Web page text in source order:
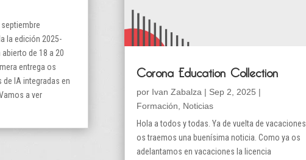
la edición 2025-
de 18 a 20
entrega os
IA integradas en
a ver
Corona Education Collection
por Ivan Zabalza | Sep 2, 2025 |
Formación
Noticias
Hola a todos y todas. Ya de vuelta de vacaciones
os traemos una buenísima noticia. Como ya os
adelantamos en vacaciones la licencia